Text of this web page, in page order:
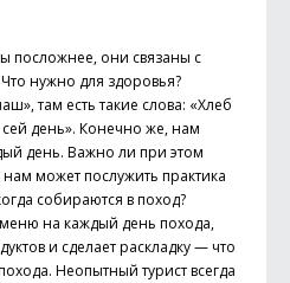
посложнее, они связаны с
нужно для здоровья?
там есть такие слова: «Хлеб
день». Конечно же, нам
день. Важно ли при этом
может послужить практика
собираются в поход?
на каждый день похода,
и сделает раскладку — что
Неопытный турист всегда